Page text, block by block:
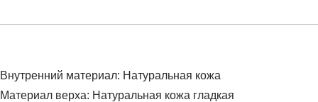
Внутренний материал: Натуральная кожа
Материал верха: Натуральная кожа гладкая